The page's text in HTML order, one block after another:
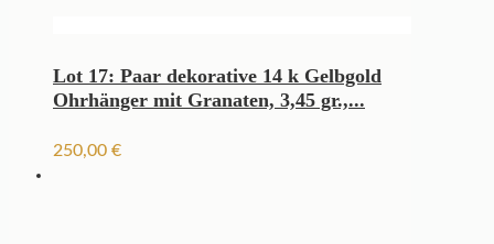
Lot 17: Paar dekorative 14 k Gelbgold
Ohrhänger mit Granaten, 3,45 gr.,...
250,00 €